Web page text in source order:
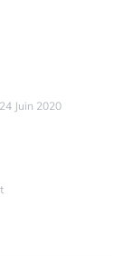
Juin 2020